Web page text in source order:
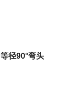
等径90°弯头